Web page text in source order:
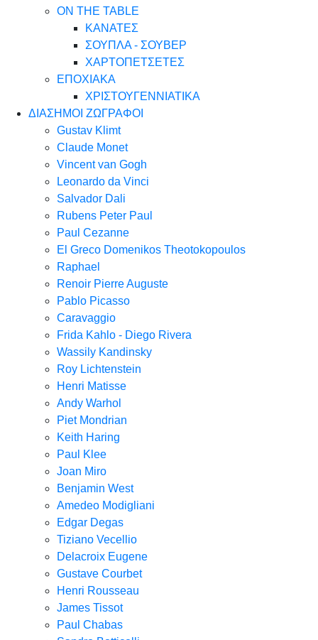
ON THE TABLE
ΚΑΝΑΤΕΣ
ΣΟΥΠΛΑ - ΣΟΥΒΕΡ
ΧΑΡΤΟΠΕΤΣΕΤΕΣ
ΕΠΟΧΙΑΚΑ
ΧΡΙΣΤΟΥΓΕΝΝΙΑΤΙΚΑ
ΔΙΑΣΗΜΟΙ ΖΩΓΡΑΦΟΙ
Gustav Klimt
Claude Monet
Vincent van Gogh
Leonardo da Vinci
Salvador Dali
Rubens Peter Paul
Paul Cezanne
El Greco Domenikos Theotokopoulos
Raphael
Renoir Pierre Auguste
Pablo Picasso
Caravaggio
Frida Kahlo - Diego Rivera
Wassily Kandinsky
Roy Lichtenstein
Henri Matisse
Andy Warhol
Piet Mondrian
Keith Haring
Paul Klee
Joan Miro
Benjamin West
Amedeo Modigliani
Edgar Degas
Tiziano Vecellio
Delacroix Eugene
Gustave Courbet
Henri Rousseau
James Tissot
Paul Chabas